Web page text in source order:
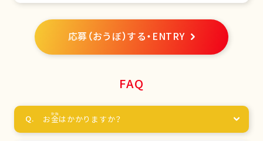
応募（おうぼ）する・ENTRY
FAQ
お金はかかりますか？